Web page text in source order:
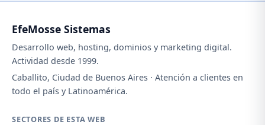
EfeMosse Sistemas
Desarrollo web, hosting, dominios y marketing digital.
Actividad desde 1999.
Caballito, Ciudad de Buenos Aires · Atención a clientes en
todo el país y Latinoamérica.
SECTORES DE ESTA WEB